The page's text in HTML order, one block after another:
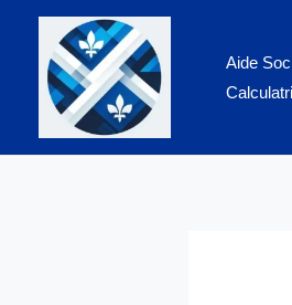
contenu
Aide